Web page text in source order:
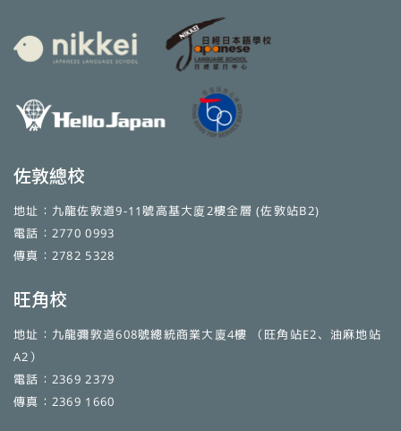
佐敦總校
地址：九龍佐敦道9-11號高基大廈2樓全層 (佐敦站B2)
電話：2770 0993
傳真：2782 5328
旺角校
地址：九龍彌敦道608號總統商業大廈4樓 （旺角站E2、油麻地站
A2）
電話：2369 2379
傳真：2369 1660